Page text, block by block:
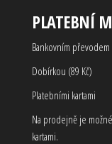
PLATEBNÍ
Bankovním
Dobírkou (89 Kč)
Platebními kartami
Na prodejně je
kartami.